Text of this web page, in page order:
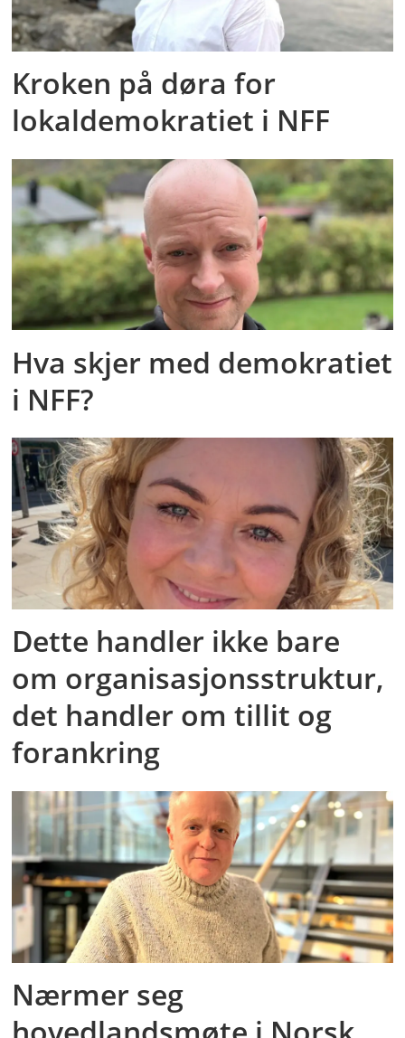
Kroken på døra for
lokaldemokratiet i NFF
Hva skjer med demokratiet
i NFF?
Dette handler ikke bare
om organisasjonsstruktur,
det handler om tillit og
forankring
Nærmer seg